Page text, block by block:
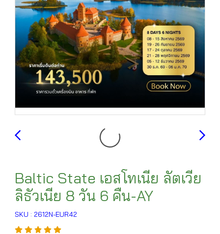
Baltic State เอสโทเนีย ลัตเวีย
ลิธัวเนีย 8 วัน 6 คืน-AY
SKU : 2612N-EUR42